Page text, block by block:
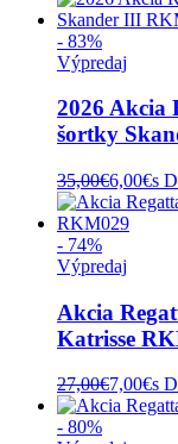
- 83%
Výpredaj
2026 Akcia
šortky
35,00€6,00€s
- 74%
Výpredaj
Akcia
Katrisse
27,00€7,00€s
- 80%